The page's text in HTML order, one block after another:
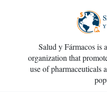
Salud y Fármacos is
organization that
use of pharmaceuticals